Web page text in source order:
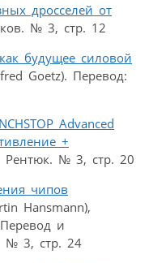
дросселей от
№ 3, стр. 12
будущее силовой
Goetz). Перевод:
Advanced
+
Рентюк. № 3, стр. 20
чипов
Hansmann),
и
№ 3, стр. 24